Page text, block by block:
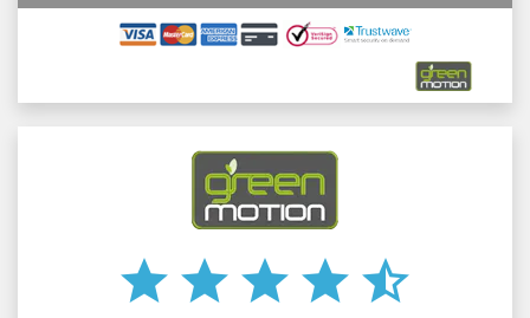
star star star star star_half